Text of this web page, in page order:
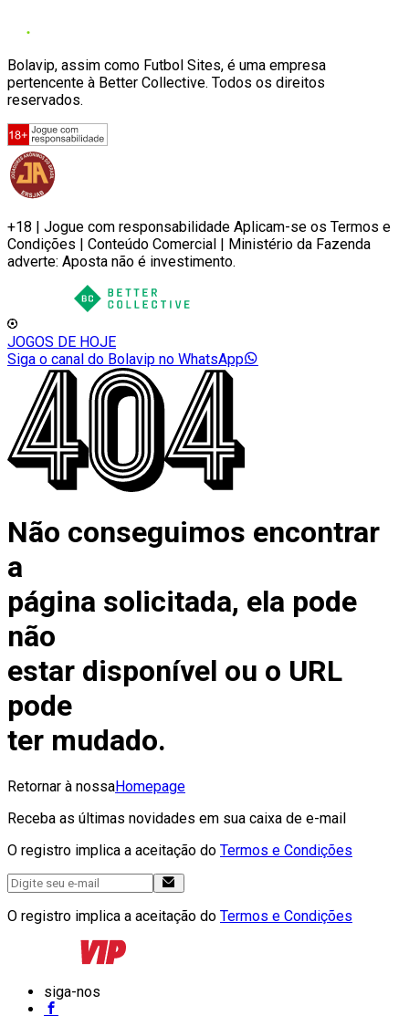
Bolavip, assim como Futbol Sites, é uma empresa
pertencente à Better Collective. Todos os direitos
reservados.
+18 | Jogue com responsabilidade Aplicam-se os Termos e
Condições | Conteúdo Comercial | Ministério da Fazenda
adverte: Aposta não é investimento.
JOGOS DE HOJE
Siga o canal do Bolavip no WhatsApp
Não conseguimos encontrar
a
página solicitada, ela pode
não
estar disponível ou o URL
pode
ter mudado.
Retornar à nossaHomepage
Receba as últimas novidades em sua caixa de e-mail
O registro implica a aceitação do Termos e Condições
O registro implica a aceitação do Termos e Condições
siga-nos